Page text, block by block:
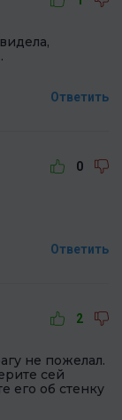
Ответить
0
Ответить
2
не пожелал.
сей
его об стенку